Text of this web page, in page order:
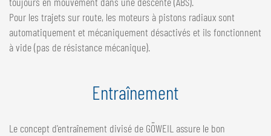
Pour les trajets sur route, les moteurs à pistons radiaux sont
automatiquement et mécaniquement désactivés et ils fonctionnent
à vide (pas de résistance mécanique).
Entraînement
Le concept d'entraînement divisé de GÖWEIL assure le bon